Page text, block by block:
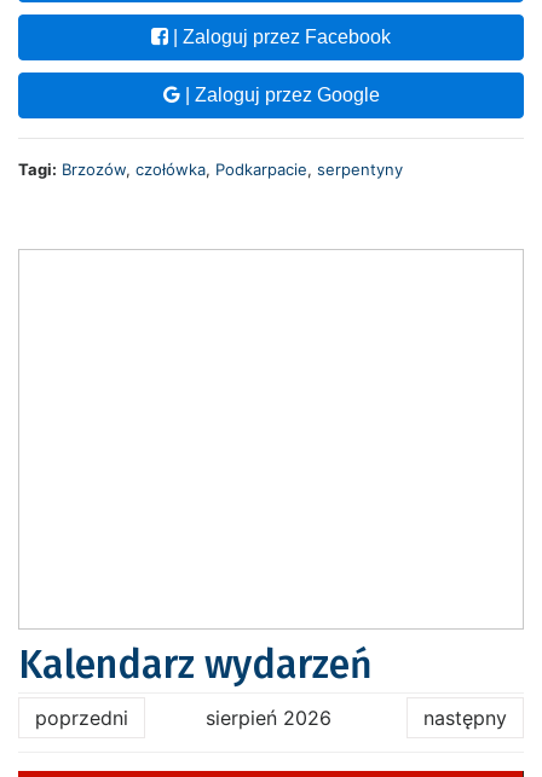
| Zaloguj przez Facebook
| Zaloguj przez Google
Tagi: Brzozów, czołówka, Podkarpacie, serpentyny
Kalendarz wydarzeń
poprzedni sierpień 2026 następny